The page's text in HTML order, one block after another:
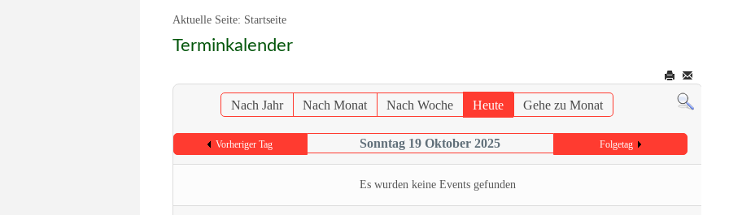
Aktuelle Seite: Startseite
Terminkalender
Nach Jahr Nach Monat Nach Woche Heute Gehe zu Monat
Vorheriger Tag Sonntag 19 Oktober 2025 Folgetag
Es wurden keine Events gefunden